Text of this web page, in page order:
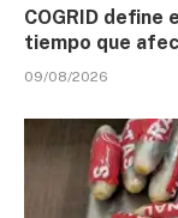
COGRID
tiempo que
09/08/2026